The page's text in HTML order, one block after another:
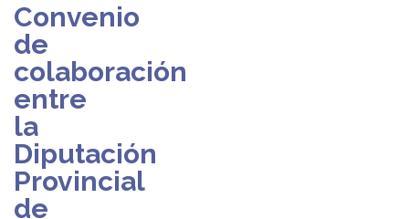
Convenio
de
colaboración
entre
la
Diputación
Provincial
de